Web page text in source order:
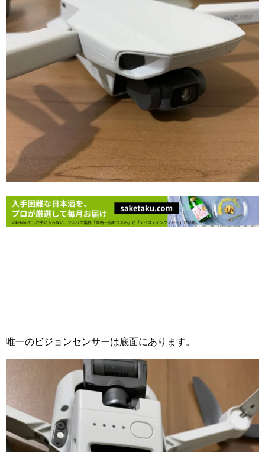
唯一のビジョンセンサーは底面にあります。